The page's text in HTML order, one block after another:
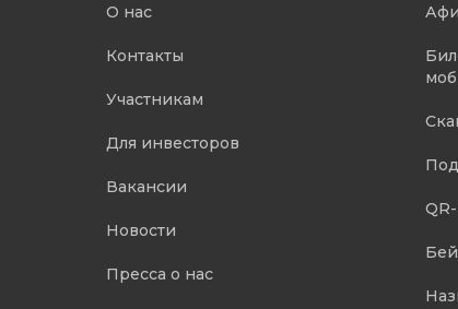
О нас
Контакты
Участникам
Для инвесторов
Вакансии
Новости
Пресса о нас